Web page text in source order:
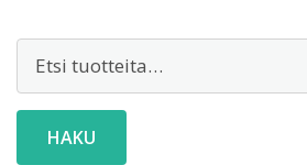
Etsi:
HAKU